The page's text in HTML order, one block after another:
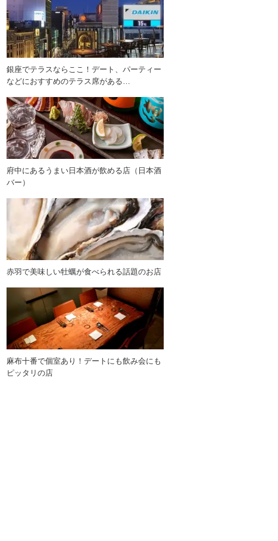
銀座でテラスならここ！デート、パーティー
などにおすすめのテラス席がある…
府中にあるうまい日本酒が飲める店（日本酒
バー）
赤羽で美味しい牡蠣が食べられる話題のお店
麻布十番で個室あり！デートにも飲み会にも
ピッタリの店